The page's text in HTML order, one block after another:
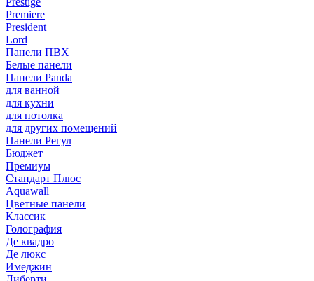
Premiere
President
Lord
Панели ПВХ
Белые панели
Панели Panda
для ванной
для кухни
для потолка
для других помещений
Панели Регул
Бюджет
Премиум
Стандарт Плюс
Aquawall
Цветные панели
Классик
Голография
Де квадро
Де люкс
Имеджин